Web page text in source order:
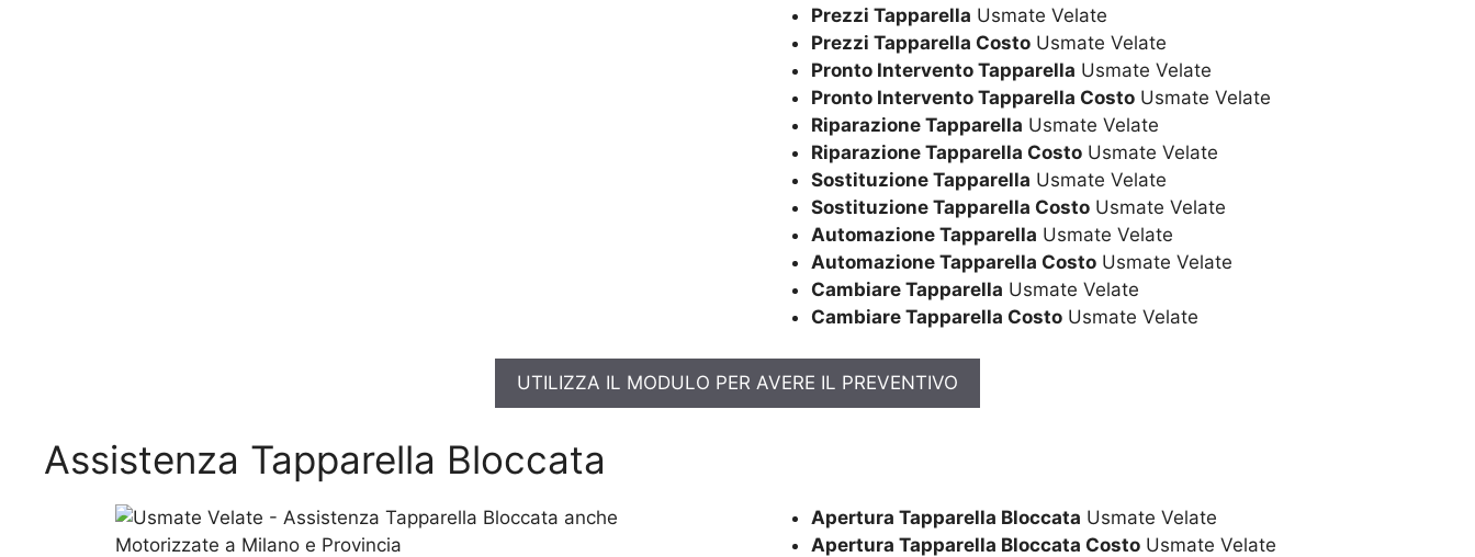
Prezzi Tapparella Usmate Velate
Prezzi Tapparella Costo Usmate Velate
Pronto Intervento Tapparella Usmate Velate
Pronto Intervento Tapparella Costo Usmate Velate
Riparazione Tapparella Usmate Velate
Riparazione Tapparella Costo Usmate Velate
Sostituzione Tapparella Usmate Velate
Sostituzione Tapparella Costo Usmate Velate
Automazione Tapparella Usmate Velate
Automazione Tapparella Costo Usmate Velate
Cambiare Tapparella Usmate Velate
Cambiare Tapparella Costo Usmate Velate
UTILIZZA IL MODULO PER AVERE IL PREVENTIVO
Assistenza Tapparella Bloccata
Apertura Tapparella Bloccata Usmate Velate
Apertura Tapparella Bloccata Costo Usmate Velate